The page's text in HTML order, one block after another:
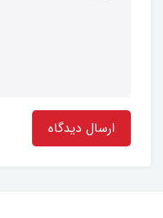
ارسال دیدگاه